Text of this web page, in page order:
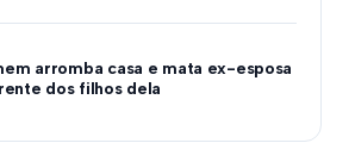
arromba casa e mata ex-esposa
dos filhos dela